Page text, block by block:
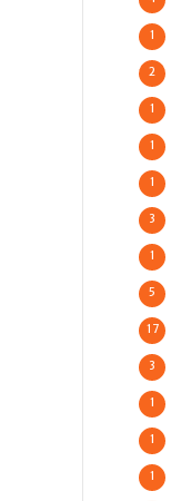
1
2
1
1
1
3
1
5
17
3
1
1
1